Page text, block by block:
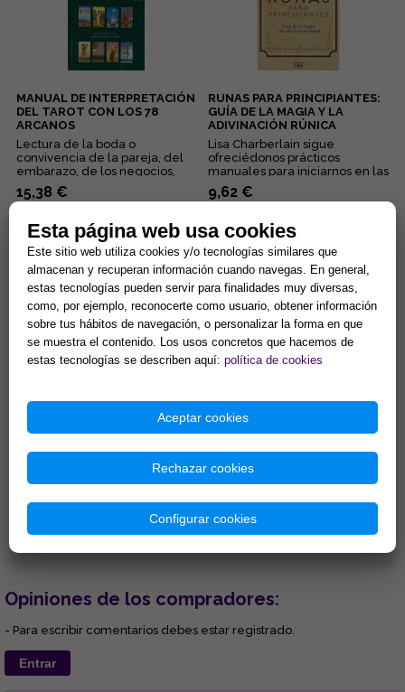
MANUAL DE INTERPRETACIÓN
DEL TAROT CON LOS 78
ARCANOS
Lectura de la boda o
convivencia de la pareja, del
embarazo, de los negocios,
del pleito, de la salud... Éstas...
15,38 €
Comprar
RUNAS PARA PRINCIPIANTES:
GUÍA DE LA MAGIA Y LA
ADIVINACIÓN RÚNICA
Lisa Charberlain sigue
ofreciédonos prácticos
manuales para iniciarnos en las
diferentes disciplinas
esotérica...
9,62 €
Comprar
Completo volumen para
baraja completa de Marsella....
Comprar
23,08 €
Comprar
Opiniones de los compradores:
- Para escribir comentarios debes estar registrado.
Entrar
Esta página web usa cookies
Este sitio web utiliza cookies y/o tecnologías similares que
almacenan y recuperan información cuando navegas. En general,
estas tecnologías pueden servir para finalidades muy diversas,
como, por ejemplo, reconocerte como usuario, obtener información
sobre tus hábitos de navegación, o personalizar la forma en que
se muestra el contenido. Los usos concretos que hacemos de
estas tecnologías se describen aquí: política de cookies
Aceptar cookies
Rechazar cookies
Configurar cookies